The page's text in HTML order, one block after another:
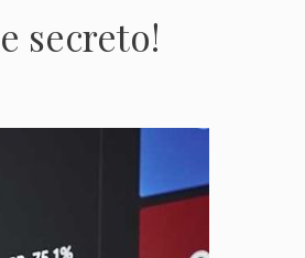
secreto!